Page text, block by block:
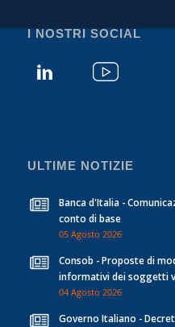
I NOSTRI SOCIAL
ULTIME NOTIZIE
Banca d'Italia -
conto di base
05 Agosto 2026
Consob - Proposte di
informativi dei soggetti
04 Agosto 2026
Governo Italiano -